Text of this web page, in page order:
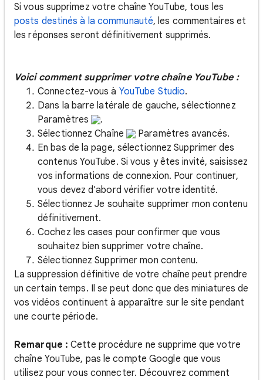
Si vous supprimez votre chaîne YouTube, tous les
posts destinés à la communauté, les commentaires et
les réponses seront définitivement supprimés.
Voici comment supprimer votre chaîne YouTube :
Connectez-vous à YouTube Studio.
Dans la barre latérale de gauche, sélectionnez
Paramètres
.
Sélectionnez Chaîne
Paramètres avancés.
En bas de la page, sélectionnez Supprimer des
contenus YouTube. Si vous y êtes invité, saisissez
vos informations de connexion. Pour continuer,
vous devez d'abord vérifier votre identité.
Sélectionnez Je souhaite supprimer mon contenu
définitivement.
Cochez les cases pour confirmer que vous
souhaitez bien supprimer votre chaîne.
Sélectionnez Supprimer mon contenu.
La suppression définitive de votre chaîne peut prendre
un certain temps. Il se peut donc que des miniatures de
vos vidéos continuent à apparaître sur le site pendant
une courte période.
Remarque : Cette procédure ne supprime que votre
chaîne YouTube, pas le compte Google que vous
utilisez pour vous connecter. Découvrez comment